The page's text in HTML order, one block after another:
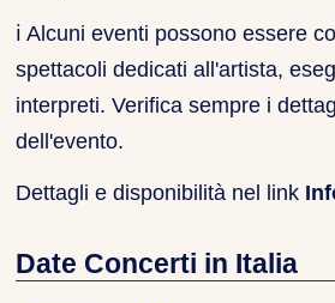
ℹ️ Alcuni eventi possono essere
spettacoli dedicati all'artista,
interpreti. Verifica sempre i
dell'evento.
Dettagli e disponibilità nel link
Date Concerti in Italia